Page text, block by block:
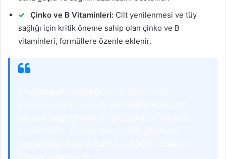
Çinko ve B Vitaminleri: Cilt yenilenmesi ve tüy
sağlığı için kritik öneme sahip olan çinko ve B
vitaminleri, formüllere özenle eklenir.